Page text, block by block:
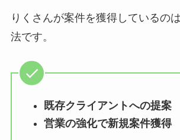
りくさんが案件を獲得しているの
法です。
既存クライアントへの提案
営業の強化で新規案件獲得